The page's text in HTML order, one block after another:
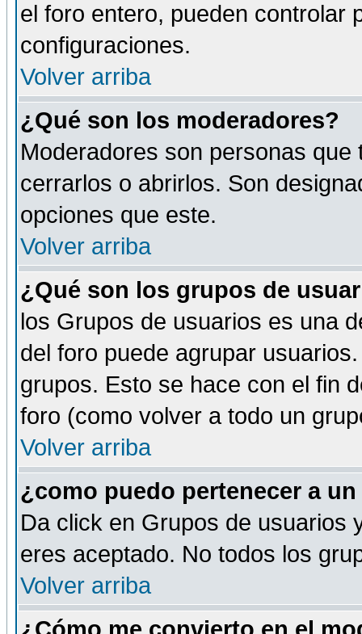
el foro entero, pueden controlar
configuraciones.
Volver arriba
¿Qué son los moderadores?
Moderadores son personas
cerrarlos o abrirlos. Son
opciones que este.
Volver arriba
¿Qué son los grupos de
los Grupos de usuarios es una
del foro puede agrupar
grupos. Esto se hace con el fin
foro (como volver a todo un
Volver arriba
¿como puedo pertenecer a
Da click en Grupos de usuarios
eres aceptado. No todos los
Volver arriba